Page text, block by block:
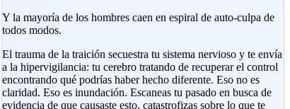
Y la mayoría de los hombres caen en espiral de auto-culpa de
todos modos.
El trauma de la traición secuestra tu sistema nervioso y te envía
a la hipervigilancia: tu cerebro tratando de recuperar el control
encontrando qué podrías haber hecho diferente. Eso no es
claridad. Eso es inundación. Escaneas tu pasado en busca de
evidencia de que causaste esto, catastrofizas sobre lo que te